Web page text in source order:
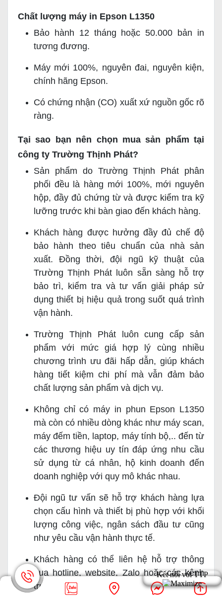
Chất lượng máy in Epson L1350
Bảo hành 12 tháng hoặc 50.000 bản in
tương đương.
Máy mới 100%, nguyên đai, nguyên kiện,
chính hãng Epson.
Có chứng nhận (CO) xuất xứ nguồn gốc rõ
ràng.
Tại sao bạn nên chọn mua sản phẩm tại
công ty Trường Thịnh Phát?
Sản phẩm do Trường Thịnh Phát phân
phối đều là hàng mới 100%, mới nguyên
hộp, đầy đủ chứng từ và được kiểm tra kỹ
lưỡng trước khi bàn giao đến khách hàng.
Khách hàng được hưởng đầy đủ chế độ
bảo hành theo tiêu chuẩn của nhà sản
xuất. Đồng thời, đội ngũ kỹ thuật của
Trường Thịnh Phát luôn sẵn sàng hỗ trợ
bảo trì, kiểm tra và tư vấn giải pháp sử
dụng thiết bị hiệu quả trong suốt quá trình
vận hành.
Trường Thịnh Phát luôn cung cấp sản
phẩm với mức giá hợp lý cùng nhiều
chương trình ưu đãi hấp dẫn, giúp khách
hàng tiết kiệm chi phí mà vẫn đảm bảo
chất lượng sản phẩm và dịch vụ.
Không chỉ có máy in phun Epson L1350
mà còn có nhiều dòng khác như máy scan,
máy đếm tiền, laptop, máy tính bộ,.. đến từ
các thương hiệu uy tín đáp ứng nhu cầu
sử dụng từ cá nhân, hộ kinh doanh đến
doanh nghiệp với quy mô khác nhau.
Đội ngũ tư vấn sẽ hỗ trợ khách hàng lựa
chọn cấu hình và thiết bị phù hợp với khối
lượng công việc, ngân sách đầu tư cũng
như yêu cầu vận hành thực tế.
Khách hàng có thể liên hệ hỗ trợ thông
qua hotline, website, Zalo hoặc các kênh
trực tuyến khác. Mọi yêu cầu kỹ thuật đều